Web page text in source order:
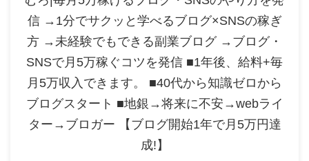
信 →1分でサクッと学べるブログ×SNSの稼ぎ
方 →未経験でもできる副業ブログ →ブログ・
SNSで月5万稼ぐコツを発信 ■1年後、給料+毎
月5万収入できます。 ■40代から知識ゼロから
ブログスタート ■地銀→将来に不安→webライ
ター→ブロガー 【ブログ開始1年で月5万円達
成!】